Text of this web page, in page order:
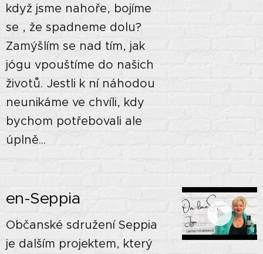
když jsme nahoře, bojíme
se , že spadneme dolu?
Zamýšlím se nad tím, jak
jógu vpouštíme do našich
životů. Jestli k ní náhodou
neunikáme ve chvíli, kdy
bychom potřebovali ale
úplně...
en-Seppia
Občanské sdružení Seppia
je dalším projektem, který